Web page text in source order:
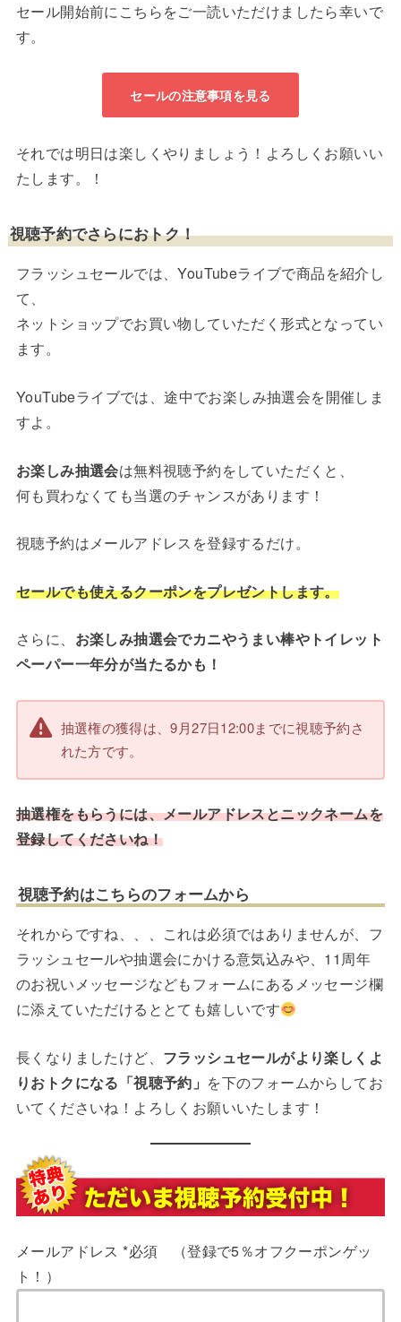
セール開始前にこちらをご一読いただけましたら幸いで
す。
セールの注意事項を見る
それでは明日は楽しくやりましょう！よろしくお願いい
たします。！
視聴予約でさらにおトク！
フラッシュセールでは、YouTubeライブで商品を紹介し
て、
ネットショップでお買い物していただく形式となってい
ます。
YouTubeライブでは、途中でお楽しみ抽選会を開催しま
すよ。
お楽しみ抽選会は無料視聴予約をしていただくと、
何も買わなくても当選のチャンスがあります！
視聴予約はメールアドレスを登録するだけ。
セールでも使えるクーポンをプレゼントします。
さらに、 お楽しみ抽選会でカニやうまい棒やトイレット
ペーパー一年分が当たるかも！
抽選権の獲得は、9月27日12:00までに視聴予約さ
れた方です。
抽選権をもらうには、メールアドレスとニックネームを
登録してくださいね！
視聴予約はこちらのフォームから
それからですね、、、これは必須ではありませんが、フ
ラッシュセールや抽選会にかける意気込みや、11周年
のお祝いメッセージなどもフォームにあるメッセージ欄
に添えていただけるととても嬉しいです
長くなりましたけど、 フラッシュセールがより楽しくよ
りおトクになる「視聴予約」 を下のフォームからしてお
いてくださいね！よろしくお願いいたします！
メールアドレス *必須 （登録で5％オフクーポンゲッ
ト！）